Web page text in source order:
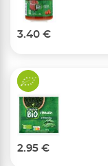
3.40 €
2.95 €